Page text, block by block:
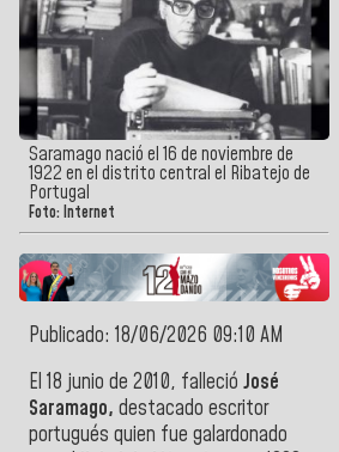
Saramago nació el 16 de noviembre de
1922 en el distrito central el Ribatejo de
Portugal
Foto: Internet
Publicado: 18/06/2026 09:10 AM
El 18 junio de 2010, falleció José
Saramago, destacado escritor
portugués quien fue galardonado